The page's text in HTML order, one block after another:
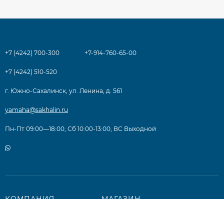
+7 (4242) 700-300 +7-914-760-65-00
+7 (4242) 510-520
г. Южно-Сахалинск, ул. Ленина, д. 561
yamaha@sakhalin.ru
Пн-Пт 09:00—18:00, Сб 10:00-13:00, ВС Выходной